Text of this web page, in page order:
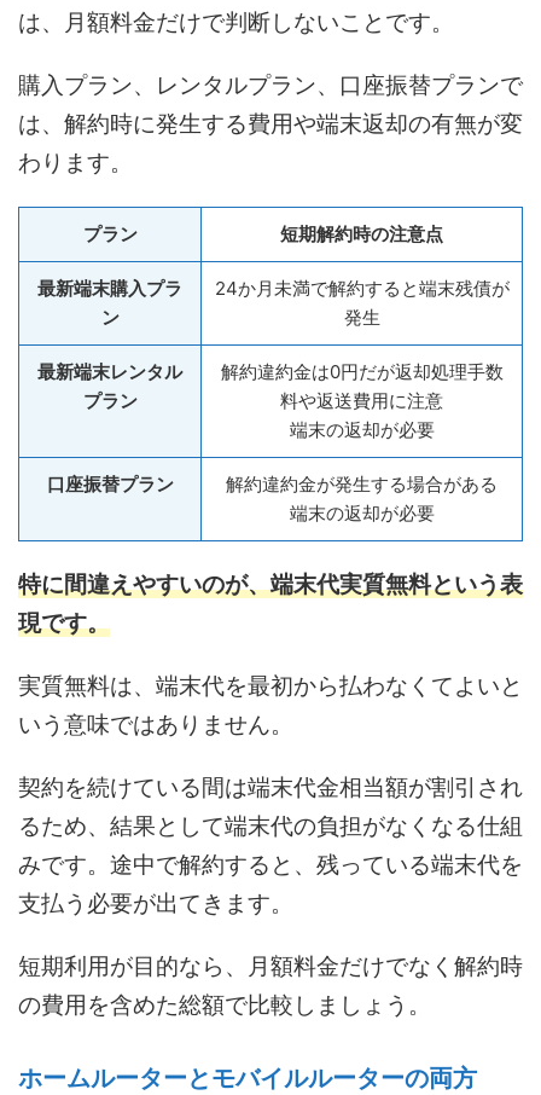
は、月額料金だけで判断しないことです。
購入プラン、レンタルプラン、口座振替プランで
は、解約時に発生する費用や端末返却の有無が変
わります。
プラン 短期解約時の注意点
最新端末購入プラ
ン
24か月未満で解約すると端末残債が
発生
最新端末レンタル
プラン
解約違約金は0円だが返却処理手数
料や返送費用に注意
端末の返却が必要
口座振替プラン
解約違約金が発生する場合がある
端末の返却が必要
特に間違えやすいのが、端末代実質無料という表
現です。
実質無料は、端末代を最初から払わなくてよいと
いう意味ではありません。
契約を続けている間は端末代金相当額が割引され
るため、結果として端末代の負担がなくなる仕組
みです。途中で解約すると、残っている端末代を
支払う必要が出てきます。
短期利用が目的なら、月額料金だけでなく解約時
の費用を含めた総額で比較しましょう。
ホームルーターとモバイルルーターの両方